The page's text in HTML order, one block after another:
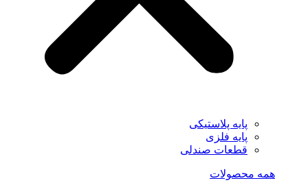
پایه پلاستیکی
پایه فلزی
قطعات صندلی
همه محصولات